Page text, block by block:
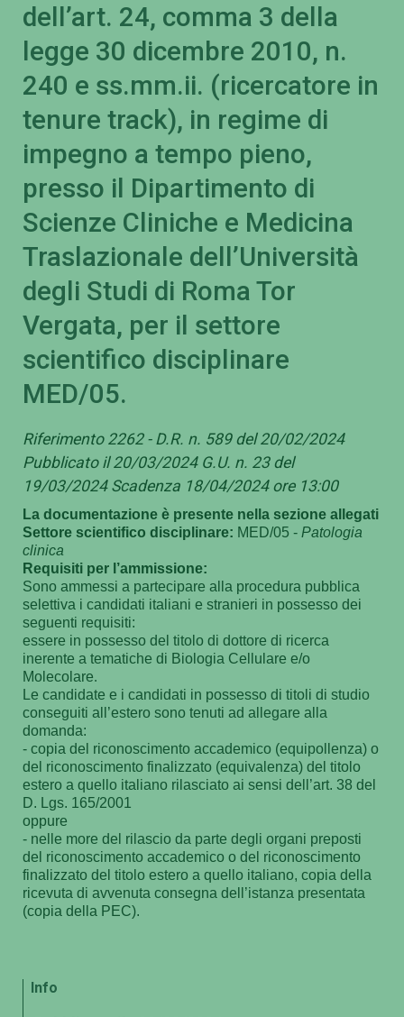
dell’art. 24, comma 3 della
legge 30 dicembre 2010, n.
240 e ss.mm.ii. (ricercatore in
tenure track), in regime di
impegno a tempo pieno,
presso il Dipartimento di
Scienze Cliniche e Medicina
Traslazionale dell’Università
degli Studi di Roma Tor
Vergata, per il settore
scientifico disciplinare
MED/05.
Riferimento 2262 - D.R. n. 589 del 20/02/2024
Pubblicato il 20/03/2024 G.U. n. 23 del
19/03/2024 Scadenza 18/04/2024 ore 13:00
La documentazione è presente nella sezione allegati
Settore scientifico disciplinare: MED/05 - Patologia
clinica
Requisiti per l’ammissione:
Sono ammessi a partecipare alla procedura pubblica
selettiva i candidati italiani e stranieri in possesso dei
seguenti requisiti:
essere in possesso del titolo di dottore di ricerca
inerente a tematiche di Biologia Cellulare e/o
Molecolare.
Le candidate e i candidati in possesso di titoli di studio
conseguiti all’estero sono tenuti ad allegare alla
domanda:
- copia del riconoscimento accademico (equipollenza) o
del riconoscimento finalizzato (equivalenza) del titolo
estero a quello italiano rilasciato ai sensi dell’art. 38 del
D. Lgs. 165/2001
oppure
- nelle more del rilascio da parte degli organi preposti
del riconoscimento accademico o del riconoscimento
finalizzato del titolo estero a quello italiano, copia della
ricevuta di avvenuta consegna dell’istanza presentata
(copia della PEC).
Info